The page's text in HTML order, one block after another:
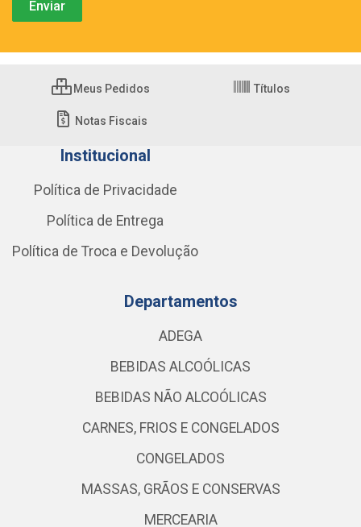
Meus Pedidos Títulos
Notas Fiscais
Institucional
Política de Privacidade
Política de Entrega
Política de Troca e Devolução
Departamentos
ADEGA
BEBIDAS ALCOÓLICAS
BEBIDAS NÃO ALCOÓLICAS
CARNES, FRIOS E CONGELADOS
CONGELADOS
MASSAS, GRÃOS E CONSERVAS
MERCEARIA